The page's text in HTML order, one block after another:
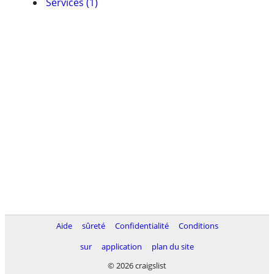
Aide sûreté Confidentialité
Conditions
sur
application
plan du site
© 2026 craigslist